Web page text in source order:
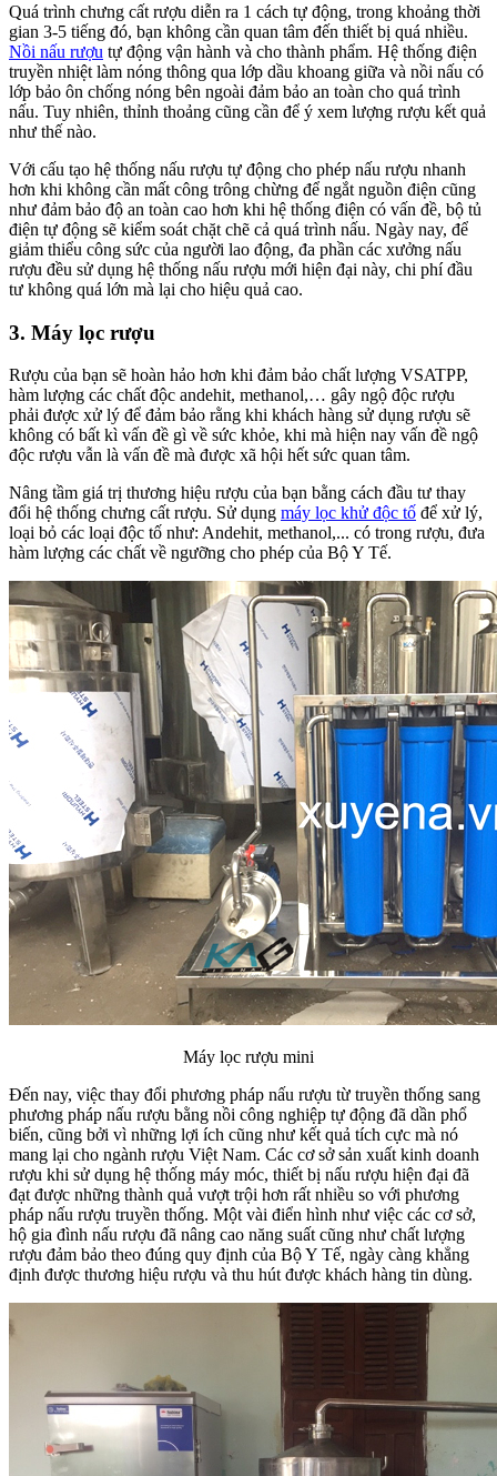
Quá trình chưng cất rượu diễn ra 1 cách tự động, trong khoảng thời
gian 3-5 tiếng đó, bạn không cần quan tâm đến thiết bị quá nhiều.
Nồi nấu rượu tự động vận hành và cho thành phẩm. Hệ thống điện
truyền nhiệt làm nóng thông qua lớp dầu khoang giữa và nồi nấu có
lớp bảo ôn chống nóng bên ngoài đảm bảo an toàn cho quá trình
nấu. Tuy nhiên, thỉnh thoảng cũng cần để ý xem lượng rượu kết quả
như thế nào.
Với cấu tạo hệ thống nấu rượu tự động cho phép nấu rượu nhanh
hơn khi không cần mất công trông chừng để ngắt nguồn điện cũng
như đảm bảo độ an toàn cao hơn khi hệ thống điện có vấn đề, bộ tủ
điện tự động sẽ kiểm soát chặt chẽ cả quá trình nấu. Ngày nay, để
giảm thiểu công sức của người lao động, đa phần các xưởng nấu
rượu đều sử dụng hệ thống nấu rượu mới hiện đại này, chi phí đầu
tư không quá lớn mà lại cho hiệu quả cao.
3. Máy lọc rượu
Rượu của bạn sẽ hoàn hảo hơn khi đảm bảo chất lượng VSATPP,
hàm lượng các chất độc andehit, methanol,… gây ngộ độc rượu
phải được xử lý để đảm bảo rằng khi khách hàng sử dụng rượu sẽ
không có bất kì vấn đề gì về sức khỏe, khi mà hiện nay vấn đề ngộ
độc rượu vẫn là vấn đề mà được xã hội hết sức quan tâm.
Nâng tầm giá trị thương hiệu rượu của bạn bằng cách đầu tư thay
đổi hệ thống chưng cất rượu. Sử dụng máy lọc khử độc tố để xử lý,
loại bỏ các loại độc tố như: Andehit, methanol,... có trong rượu, đưa
hàm lượng các chất về ngưỡng cho phép của Bộ Y Tế.
Máy lọc rượu mini
Đến nay, việc thay đổi phương pháp nấu rượu từ truyền thống sang
phương pháp nấu rượu bằng nồi công nghiệp tự động đã dần phổ
biến, cũng bởi vì những lợi ích cũng như kết quả tích cực mà nó
mang lại cho ngành rượu Việt Nam. Các cơ sở sản xuất kinh doanh
rượu khi sử dụng hệ thống máy móc, thiết bị nấu rượu hiện đại đã
đạt được những thành quả vượt trội hơn rất nhiều so với phương
pháp nấu rượu truyền thống. Một vài điển hình như việc các cơ sở,
hộ gia đình nấu rượu đã nâng cao năng suất cũng như chất lượng
rượu đảm bảo theo đúng quy định của Bộ Y Tế, ngày càng khẳng
định được thương hiệu rượu và thu hút được khách hàng tin dùng.